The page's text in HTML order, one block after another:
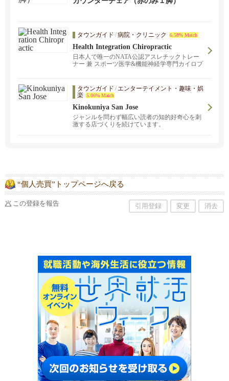
タウンガイド /病院・クリニック 6.58% Match
Health Integration Chiropractic
日本人で唯一のNATA公認アスレチックトレー
ナー 兼 スポーツ医学&機能神経学専門カイロプ
みの方、長年の肩こりや腰痛でお悩みの方か
ら、どこに行っても治らなかった原因不明の身
体の不調に悩まされている方から、アスレチッ
クパフォーマンスの向上を目指している方は是
非ご連絡ください。
タウンガイド /エンターテイメント・趣味・娯
楽 5.06% Match
Kinokuniya San Jose
ジャンルを問わず幅広い読者の知的好奇心を刺
激する店づくりを続けています。
“個人売買”トップページへ戻る
この登録を報告 引用登録 変更 消去